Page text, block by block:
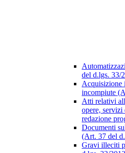
del d.lgs. 33/
Acquisizione
incompiute
Atti relativi
opere, servizi
redazione
Documenti
(Art. 37 del
Gravi illeciti